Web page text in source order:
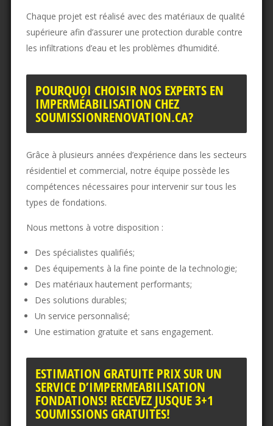
Chaque projet est réalisé avec des matériaux de qualité
supérieure afin d’assurer une protection durable contre
les infiltrations d’eau et les problèmes d’humidité.
POURQUOI CHOISIR NOS EXPERTS EN
IMPERMÉABILISATION CHEZ
SOUMISSIONRENOVATION.CA?
Grâce à plusieurs années d’expérience dans les secteurs
résidentiel et commercial, notre équipe possède les
compétences nécessaires pour intervenir sur tous les
types de fondations.
Nous mettons à votre disposition :
Des spécialistes qualifiés;
Des équipements à la fine pointe de la technologie;
Des matériaux hautement performants;
Des solutions durables;
Un service personnalisé;
Une estimation gratuite et sans engagement.
ESTIMATION GRATUITE PRIX SUR UN
SERVICE D’IMPERMEABILISATION
FONDATIONS! RECEVEZ JUSQUE 3+1
SOUMISSIONS GRATUITES!